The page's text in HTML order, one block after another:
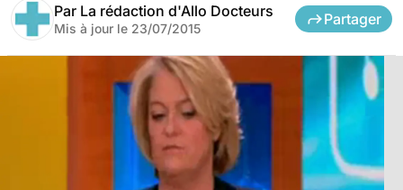
Par La rédaction d'Allo Docteurs
Mis à jour le 23/07/2015
Partager